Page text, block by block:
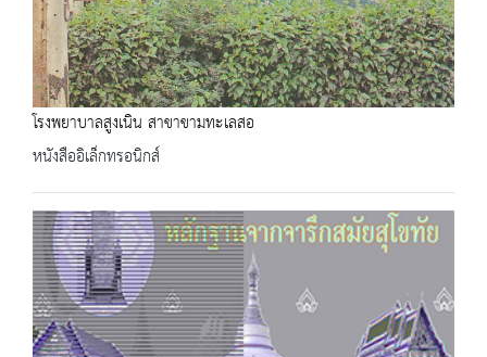
โรงพยาบาลสูงเนิน สาขาขามทะเลสอ
หนังสืออิเล็กทรอนิกส์